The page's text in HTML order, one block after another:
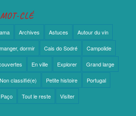
CLÉ
Archives Astuces Autour du vin
dormir Cais do Sodré Campolide
En ville Explorer Grand large
Non classifié(e) Petite histoire Portugal
Tout le reste Visiter